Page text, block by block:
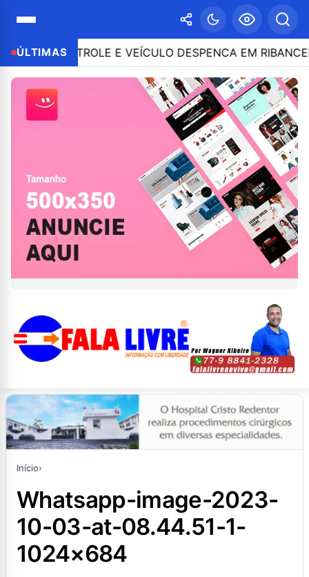
ÚLTIMAS
CONTROLE E VEÍCULO DESPENCA EM RIBANCEIRA
Início›
whatsapp-image-2023-
10-03-at-08.44.51-1-
1024×684